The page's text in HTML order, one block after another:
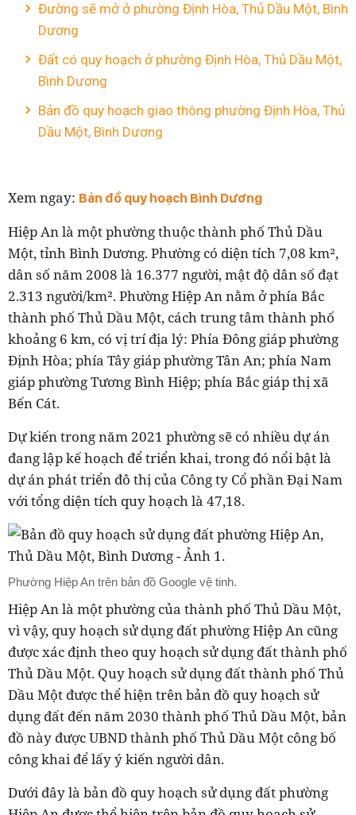
Đường sẽ mở ở phường Định Hòa, Thủ Dầu Một, Bình
Dương
Đất có quy hoạch ở phường Định Hòa, Thủ Dầu Một,
Bình Dương
Bản đồ quy hoạch giao thông phường Định Hòa, Thủ
Dầu Một, Bình Dương
Xem ngay: Bản đồ quy hoạch Bình Dương
Hiệp An là một phường thuộc thành phố Thủ Dầu
Một, tỉnh Bình Dương. Phường có diện tích 7,08 km²,
dân số năm 2008 là 16.377 người, mật độ dân số đạt
2.313 người/km². Phường Hiệp An nằm ở phía Bắc
thành phố Thủ Dầu Một, cách trung tâm thành phố
khoảng 6 km, có vị trí địa lý: Phía Đông giáp phường
Định Hòa; phía Tây giáp phường Tân An; phía Nam
giáp phường Tương Bình Hiệp; phía Bắc giáp thị xã
Bến Cát.
Dự kiến trong năm 2021 phường sẽ có nhiều dự án
đang lập kế hoạch để triển khai, trong đó nổi bật là
dự án phát triển đô thị của Công ty Cổ phần Đại Nam
với tổng diện tích quy hoạch là 47,18.
Phường Hiệp An trên bản đồ Google vệ tinh.
Hiệp An là một phường của thành phố Thủ Dầu Một,
vì vậy, quy hoạch sử dụng đất phường Hiệp An cũng
được xác định theo quy hoạch sử dụng đất thành phố
Thủ Dầu Một. Quy hoạch sử dụng đất thành phố Thủ
Dầu Một được thể hiện trên bản đồ quy hoạch sử
dụng đất đến năm 2030 thành phố Thủ Dầu Một, bản
đồ này được UBND thành phố Thủ Dầu Một công bố
công khai để lấy ý kiến người dân.
Dưới đây là bản đồ quy hoạch sử dụng đất phường